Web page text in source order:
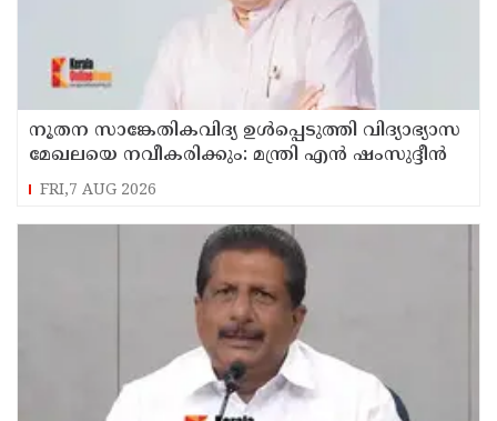
നൂതന സാങ്കേതികവിദ്യ ഉള്‍പ്പെടുത്തി വിദ്യാഭ്യാസ
മേഖലയെ നവീകരിക്കും: മന്ത്രി എന്‍ ഷംസുദ്ദീന്‍
FRI,7 AUG 2026